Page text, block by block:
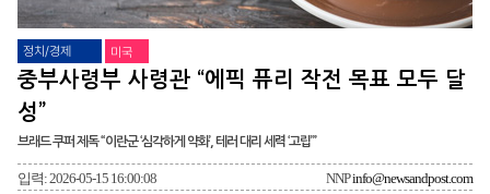
정치/경제 미국
중부사령부 사령관 “에픽 퓨리 작전 목표 모두 달
성”
브래드 쿠퍼 제독 “이란군 ‘심각하게 약화’, 테러 대리 세력 ‘고립’”
입력: 2026-05-15 16:00:08 NNPinfo@newsandpost.com